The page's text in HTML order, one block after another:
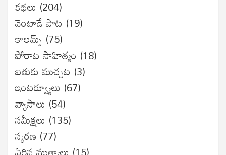
కథలు (204)
వెంటాడే పాట (19)
కాలమ్స్ (75)
పోరాట సాహిత్యం (18)
బతుకు ముచ్చట (3)
ఇంటర్వ్యూలు (67)
వ్యాసాలు (54)
సమీక్షలు (135)
స్మరణ (77)